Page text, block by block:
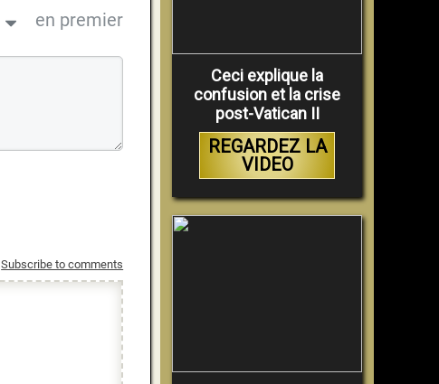
en premier
Subscribe to comments
Ceci explique la
confusion et la crise
post-Vatican II
REGARDEZ LA
VIDEO